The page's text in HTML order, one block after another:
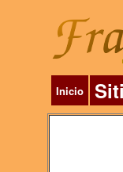
Inicio